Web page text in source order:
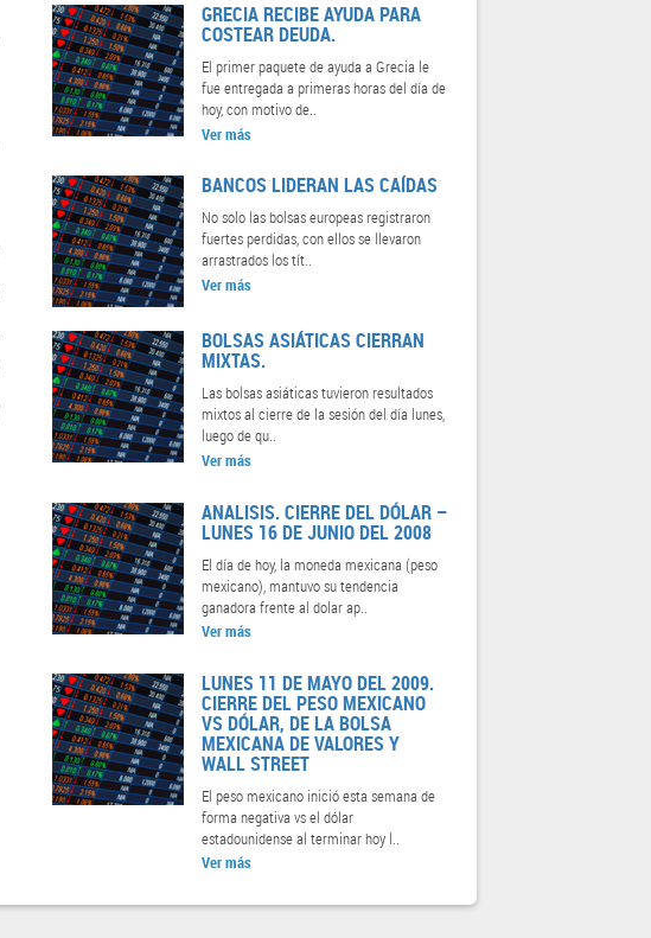
GRECIA RECIBE AYUDA PARA
COSTEAR DEUDA.
El primer paquete de ayuda a Grecia le
fue entregada a primeras horas del día de
hoy, con motivo de..
Ver más
BANCOS LIDERAN LAS CAÍDAS
No solo las bolsas europeas registraron
fuertes perdidas, con ellos se llevaron
arrastrados los tít..
Ver más
BOLSAS ASIÁTICAS CIERRAN
MIXTAS.
Las bolsas asiáticas tuvieron resultados
mixtos al cierre de la sesión del día lunes,
luego de qu..
Ver más
ANALISIS. CIERRE DEL DÓLAR –
LUNES 16 DE JUNIO DEL 2008
El día de hoy, la moneda mexicana (peso
mexicano), mantuvo su tendencia
ganadora frente al dolar ap..
Ver más
LUNES 11 DE MAYO DEL 2009.
CIERRE DEL PESO MEXICANO
VS DÓLAR, DE LA BOLSA
MEXICANA DE VALORES Y
WALL STREET
El peso mexicano inició esta semana de
forma negativa vs el dólar
estadounidense al terminar hoy l..
Ver más